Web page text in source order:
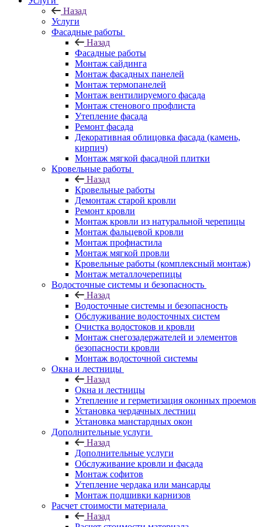
Назад
Услуги
Фасадные работы
Назад
Фасадные работы
Монтаж сайдинга
Монтаж фасадных панелей
Монтаж термопанелей
Монтаж вентилируемого фасада
Монтаж стенового профлиста
Утепление фасада
Ремонт фасада
Декоративная облицовка фасада (камень,
кирпич)
Монтаж мягкой фасадной плитки
Кровельные работы
Назад
Кровельные работы
Демонтаж старой кровли
Ремонт кровли
Монтаж кровли из натуральной черепицы
Монтаж фальцевой кровли
Монтаж профнастила
Монтаж мягкой провли
Кровельные работы (комплексный монтаж)
Монтаж металлочерепицы
Водосточные системы и безопасность
Назад
Водосточные системы и безопасность
Обслуживание водосточных систем
Очистка водостоков и кровли
Монтаж снегозадержателей и элементов
безопасности кровли
Монтаж водосточной системы
Окна и лестницы
Назад
Окна и лестницы
Утепление и герметизация оконных проемов
Установка чердачных лестниц
Установка манстардных окон
Дополнительные услуги
Назад
Дополнительные услуги
Обслуживание кровли и фасада
Монтаж софитов
Утепление чердака или мансарды
Монтаж подшивки карнизов
Расчет стоимости материала
Назад